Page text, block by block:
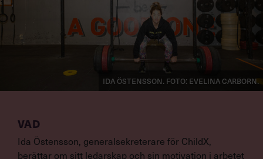
VAD
Ida Östensson, generalsekreterare för ChildX,
berättar om sitt ledarskap och sin motivation i arbetet
Ida Östensson. Foto: Evelina Carborn.